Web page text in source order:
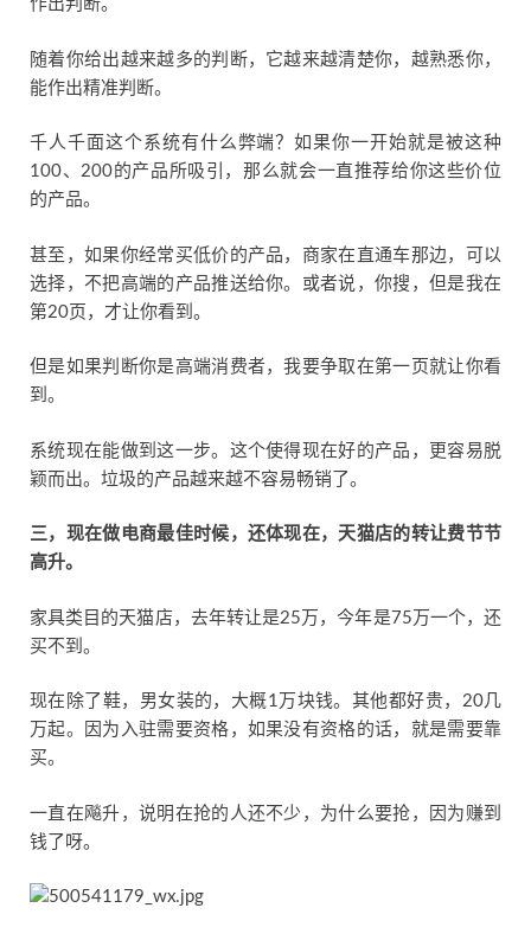
作出判断。
随着你给出越来越多的判断，它越来越清楚你，越熟悉你，
能作出精准判断。
千人千面这个系统有什么弊端？如果你一开始就是被这种
100、200的产品所吸引，那么就会一直推荐给你这些价位
的产品。
甚至，如果你经常买低价的产品，商家在直通车那边，可以
选择，不把高端的产品推送给你。或者说，你搜，但是我在
第20页，才让你看到。
但是如果判断你是高端消费者，我要争取在第一页就让你看
到。
系统现在能做到这一步。这个使得现在好的产品，更容易脱
颖而出。垃圾的产品越来越不容易畅销了。
三，现在做电商最佳时候，还体现在，天猫店的转让费节节
高升。
家具类目的天猫店，去年转让是25万，今年是75万一个，还
买不到。
现在除了鞋，男女装的，大概1万块钱。其他都好贵，20几
万起。因为入驻需要资格，如果没有资格的话，就是需要靠
买。
一直在飚升，说明在抢的人还不少，为什么要抢，因为赚到
钱了呀。